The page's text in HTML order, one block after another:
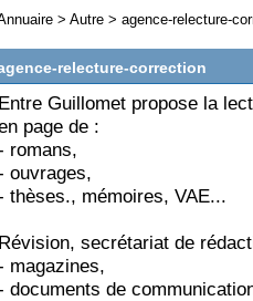
> Autre > agence-relecture-
relecture-correction
Guillomet propose la
page de :
romans,
ouvrages,
thèses., mémoires, VAE...
secrétariat de
magazines,
documents de